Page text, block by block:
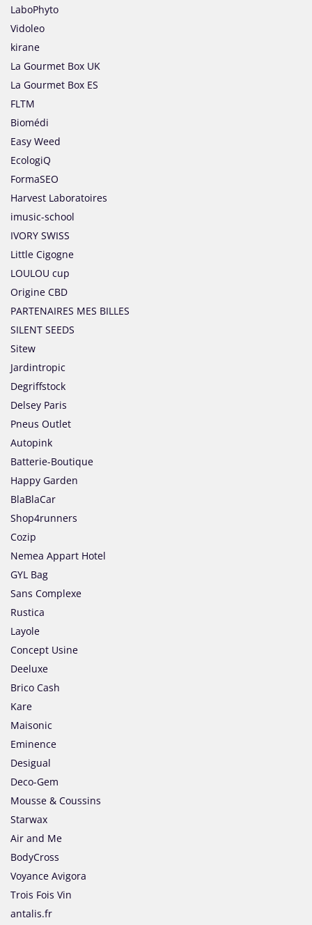
LaboPhyto
Vidoleo
kirane
La Gourmet Box UK
La Gourmet Box ES
FLTM
Biomédi
Easy Weed
EcologiQ
FormaSEO
Harvest Laboratoires
imusic-school
IVORY SWISS
Little Cigogne
LOULOU cup
Origine CBD
PARTENAIRES MES BILLES
SILENT SEEDS
Sitew
Jardintropic
Degriffstock
Delsey Paris
Pneus Outlet
Autopink
Batterie-Boutique
Happy Garden
BlaBlaCar
Shop4runners
Cozip
Nemea Appart Hotel
GYL Bag
Sans Complexe
Rustica
Layole
Concept Usine
Deeluxe
Brico Cash
Kare
Maisonic
Eminence
Desigual
Deco-Gem
Mousse & Coussins
Starwax
Air and Me
BodyCross
Voyance Avigora
Trois Fois Vin
antalis.fr